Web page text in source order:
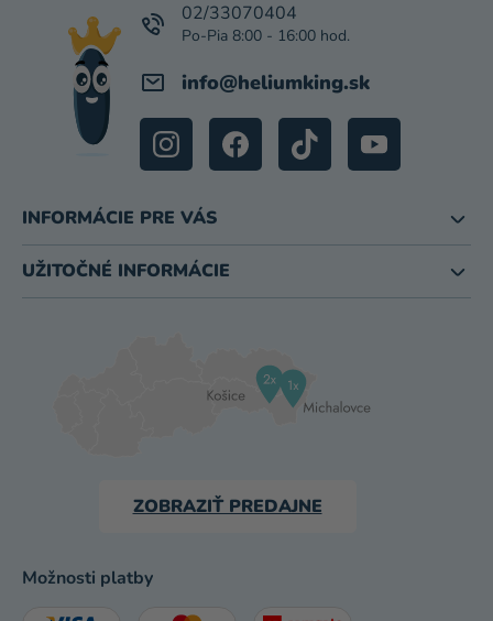
info@heliumking.sk
02/33070404
INFORMÁCIE PRE VÁS
UŽITOČNÉ INFORMÁCIE
ZOBRAZIŤ PREDAJNE
Možnosti platby